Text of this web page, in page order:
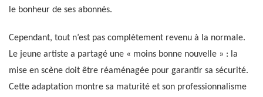
le bonheur de ses abonnés.
Cependant, tout n’est pas complètement revenu à la normale.
Le jeune artiste a partagé une « moins bonne nouvelle » : la
mise en scène doit être réaménagée pour garantir sa sécurité.
Cette adaptation montre sa maturité et son professionnalisme